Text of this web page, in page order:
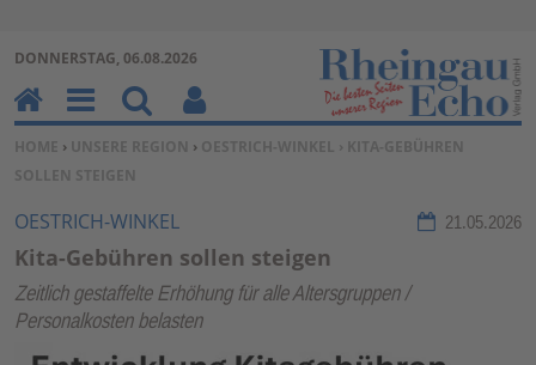
Zum Inhalt springen ↓
DONNERSTAG, 06.08.2026
SIE BEFINDEN SICH HIER:
HOME › UNSERE REGION › OESTRICH-WINKEL › KITA-GEBÜHREN
SOLLEN STEIGEN
OESTRICH-WINKEL 21.05.2026
Kita-Gebühren sollen steigen
Zeitlich gestaffelte Erhöhung für alle Altersgruppen /
Personalkosten belasten
H
o
m
e
M
en
u
Su
ch
en
Be
nu
erf
un
kti
on
en